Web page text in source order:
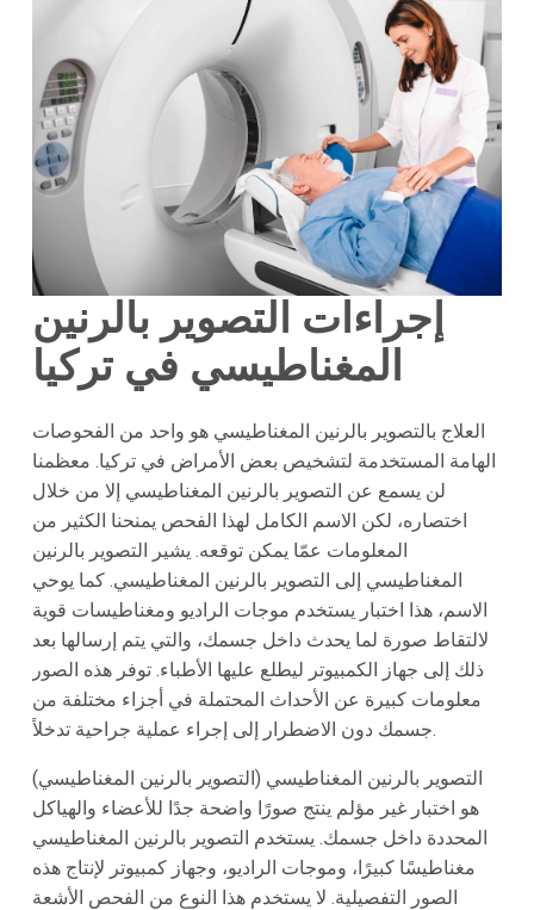
إجراءات التصوير بالرنين
المغناطيسي في تركيا
العلاج بالتصوير بالرنين المغناطيسي هو واحد من الفحوصات
الهامة المستخدمة لتشخيص بعض الأمراض في تركيا. معظمنا
لن يسمع عن التصوير بالرنين المغناطيسي إلا من خلال
اختصاره، لكن الاسم الكامل لهذا الفحص يمنحنا الكثير من
المعلومات عمّا يمكن توقعه. يشير التصوير بالرنين
المغناطيسي إلى التصوير بالرنين المغناطيسي. كما يوحي
الاسم، هذا اختبار يستخدم موجات الراديو ومغناطيسات قوية
لالتقاط صورة لما يحدث داخل جسمك، والتي يتم إرسالها بعد
ذلك إلى جهاز الكمبيوتر ليطلع عليها الأطباء. توفر هذه الصور
معلومات كبيرة عن الأحداث المحتملة في أجزاء مختلفة من
جسمك دون الاضطرار إلى إجراء عملية جراحية تدخلاً.
التصوير بالرنين المغناطيسي (التصوير بالرنين المغناطيسي)
هو اختبار غير مؤلم ينتج صورًا واضحة جدًا للأعضاء والهياكل
المحددة داخل جسمك. يستخدم التصوير بالرنين المغناطيسي
مغناطيسًا كبيرًا، وموجات الراديو، وجهاز كمبيوتر لإنتاج هذه
الصور التفصيلية. لا يستخدم هذا النوع من الفحص الأشعة